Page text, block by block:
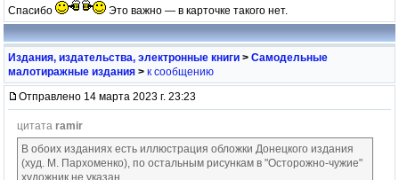
Спасибо Это важно — в карточке такого нет.
Издания, издательства, электронные книги > Самодельные
малотиражные издания > к сообщению
Отправлено 14 марта 2023 г. 23:23
цитата ramir
В обоих изданиях есть иллюстрация обложки Донецкого издания
(худ. М. Пархоменко), по остальным рисункам в "Осторожно-чужие"
художник не указан